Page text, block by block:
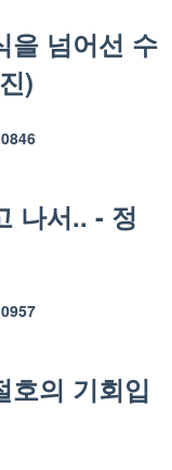
을 넘어선 수
)
나서.. - 정
호의 기회입